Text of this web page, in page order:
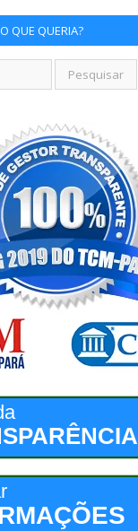
QUE QUERIA?